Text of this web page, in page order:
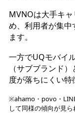
MVNOは大手キ
め、利用者が集中
ます。
一方でUQモバイ
（サブブランド
度が落ちにくい特
※ahamo・povo・
して同様の傾向が見ら